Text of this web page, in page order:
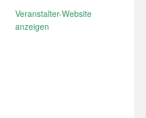
Veranstalter-Website
anzeigen